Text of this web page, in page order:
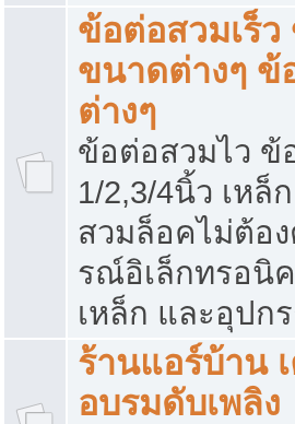
ข้อต่อสวมเร็
ขนาดต่างๆ ข้
ต่างๆ
ข้อต่อสวมไว ข้
1/2,3/4นิ้ว เหล็
สวมล็อคไม่ต้อ
รณ์อิเล็กทรอนิ
เหล็ก และอุปก
ร้านแอร์บ้าน
อบรมดับเพลิง